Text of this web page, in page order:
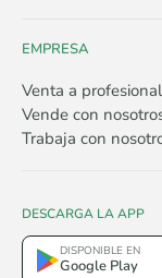
EMPRESA
Venta a
Vende con
Trabaja con
DESCARGA LA APP
DISPONIBLE EN
Google Play